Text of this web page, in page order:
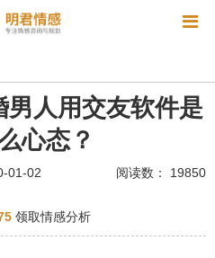
恋爱技巧 挽回爱情
星座情感
怀孕 交友
情感测试
人用交友软件是
心态？
01-02 阅读数： 19850
领取情感分析